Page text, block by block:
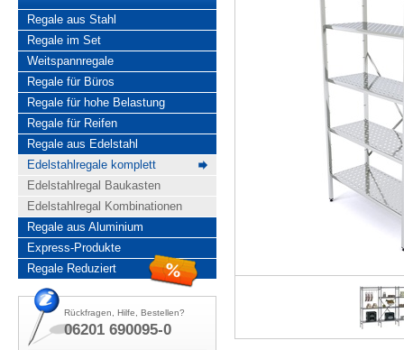
Regale aus Stahl
Regale im Set
Weitspannregale
Regale für Büros
Regale für hohe Belastung
Regale für Reifen
Regale aus Edelstahl
Edelstahlregale komplett
Edelstahlregal Baukasten
Edelstahlregal Kombinationen
Regale aus Aluminium
Express-Produkte
Regale Reduziert
Rückfragen, Hilfe, Bestellen?
06201 690095-0